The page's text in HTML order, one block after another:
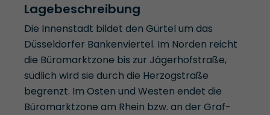
Lagebeschreibung
Die Innenstadt bildet den Gürtel um das
Düsseldorfer Bankenviertel. Im Norden reicht
die Büromarktzone bis zur Jägerhofstraße,
südlich wird sie durch die Herzogstraße
begrenzt. Im Osten und Westen endet die
Büromarktzone am Rhein bzw. an der Graf-